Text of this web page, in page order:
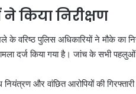
ने किया निरीक्षण
के वरिष्ठ पुलिस अधिकारियों ने मौके का
दर्ज किया गया है। जांच के सभी पहलुओं
और वांछित आरोपियों की